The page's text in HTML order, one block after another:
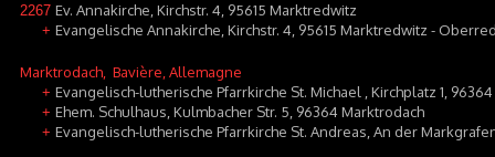
2267 Ev. Annakirche, Kirchstr. 4, 95615 Marktredwitz
+ Evangelische Annakirche, Kirchstr. 4, 95615 Marktredwitz -
Marktrodach , Bavière, Allemagne
+ Evangelisch-lutherische Pfarrkirche St. Michael , Kirchplatz 1,
+ Ehem. Schulhaus, Kulmbacher Str. 5, 96364 Marktrodach
+ Evangelisch-lutherische Pfarrkirche St. Andreas, An der